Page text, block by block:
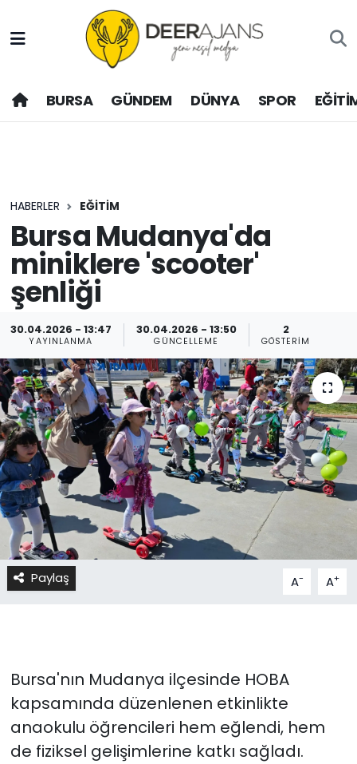
BURSA GÜNDEM DÜNYA SPOR
HABERLER EĞİTİM
Bursa Mudanya'da
miniklere 'scooter'
şenliği
30.04.2026 - 13:47
YAYINLANMA
30.04.2026 - 13:50
GÜNCELLEME
2
GÖSTERIM
Paylaş A- A+
Bursa'nın Mudanya ilçesinde HOBA
kapsamında düzenlenen etkinlikte
anaokulu öğrencileri hem eğlendi, hem
de fiziksel gelişimlerine katkı sağladı.
Hava Durumu
Trafik Durumu
Son Dakika Haberleri
Haber Arşivi